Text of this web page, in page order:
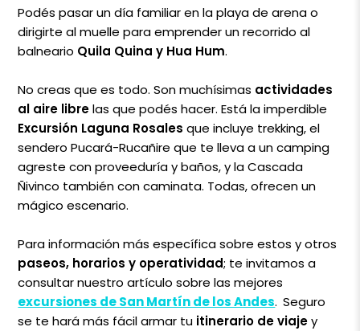
Podés pasar un día familiar en la playa de arena o
dirigirte al muelle para emprender un recorrido al
balneario Quila Quina y Hua Hum.
No creas que es todo. Son muchísimas actividades
al aire librelas que podés hacer. Está la imperdible
Excursión Laguna Rosales que incluye trekking, el
sendero Pucará-Rucañire que te lleva a un camping
agreste con proveeduría y baños, y la Cascada
Ñivinco también con caminata. Todas, ofrecen un
mágico escenario.
Para información más específica sobre estos y otros
paseos, horarios y operatividad; te invitamos a
consultar nuestro artículo sobre las mejores
excursiones de San Martín de los Andes. Seguro
se te hará más fácil armar tu itinerario de viajey